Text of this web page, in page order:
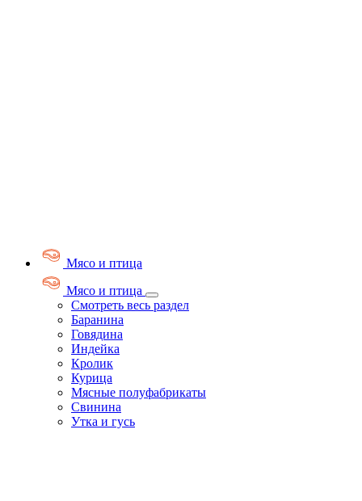
Мясо и птица
Мясо и птица
Смотреть весь раздел
Баранина
Говядина
Индейка
Кролик
Курица
Мясные полуфабрикаты
Свинина
Утка и гусь